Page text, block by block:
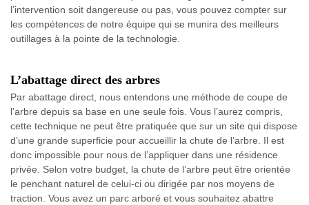
l’intervention soit dangereuse ou pas, vous pouvez compter sur
les compétences de notre équipe qui se munira des meilleurs
outillages à la pointe de la technologie.
L’abattage direct des arbres
Par abattage direct, nous entendons une méthode de coupe de
l’arbre depuis sa base en une seule fois. Vous l’aurez compris,
cette technique ne peut être pratiquée que sur un site qui dispose
d’une grande superficie pour accueillir la chute de l’arbre. Il est
donc impossible pour nous de l’appliquer dans une résidence
privée. Selon votre budget, la chute de l’arbre peut être orientée
le penchant naturel de celui-ci ou dirigée par nos moyens de
traction. Vous avez un parc arboré et vous souhaitez abattre